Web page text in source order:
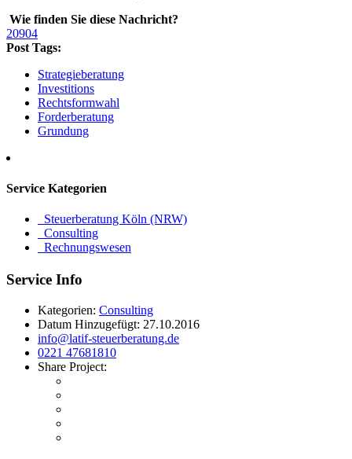
Wie finden Sie diese Nachricht?
20904
Post Tags:
Strategieberatung
Investitions
Rechtsformwahl
Forderberatung
Grundung
Service Kategorien
Steuerberatung Köln (NRW)
Consulting
Rechnungswesen
Service Info
Kategorien: Consulting
Datum Hinzugefügt: 27.10.2016
info@latif-steuerberatung.de
0221 47681810
Share Project: